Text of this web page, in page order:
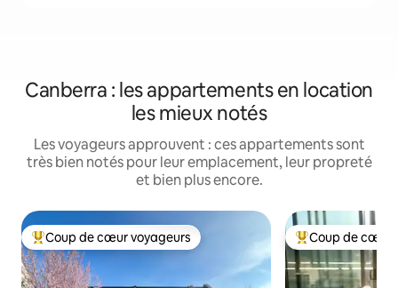
Canberra : les appartements en location
les mieux notés
Les voyageurs approuvent : ces appartements sont
très bien notés pour leur emplacement, leur propreté
et bien plus encore.
Coups de cœur voyageurs les plus appréciés
Coup de cœur voyageurs Coups de cœur
Coup de cœur